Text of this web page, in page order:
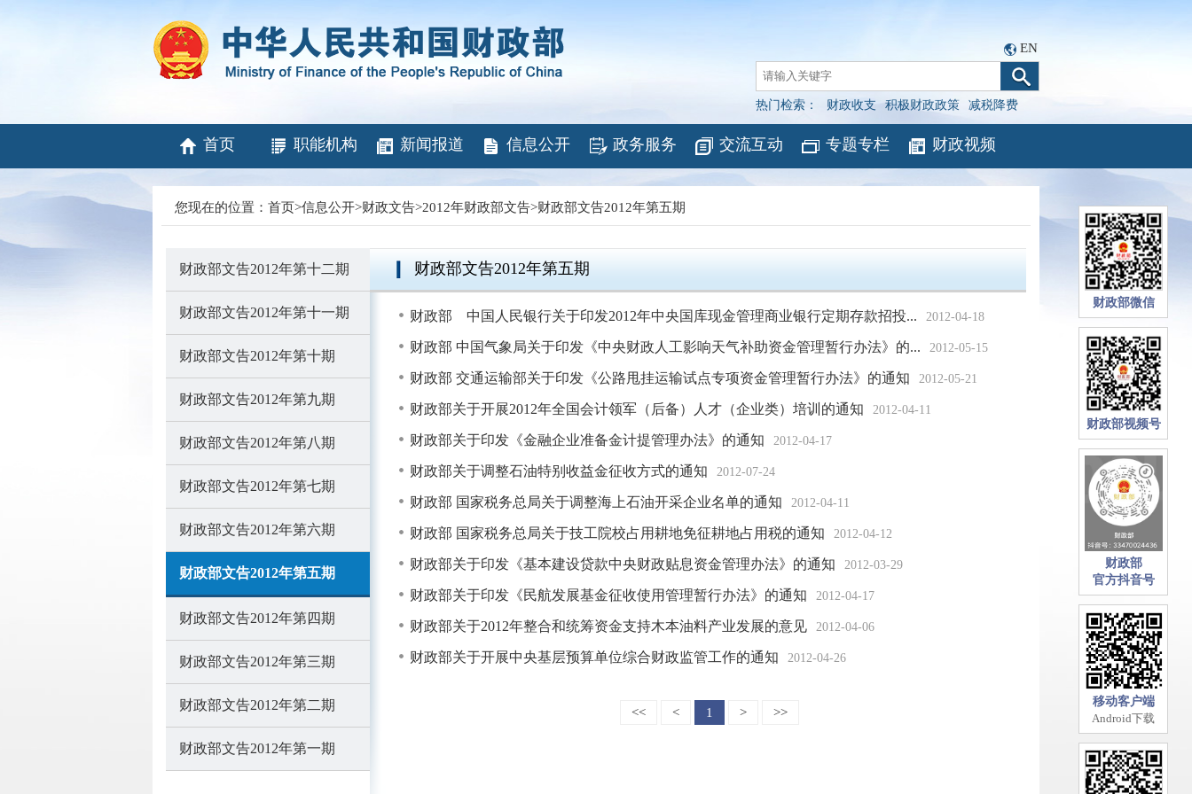
EN
热门检索： 财政收支 积极财政政策 减税降费
首页 职能机构 新闻报道 信息公开 政务服务 交流互动 专题专栏 财政视频
您现在的位置： 首页>信息公开>财政文告>2012年财政部文告>财政部文告2012年第五期
财政部文告2012年第十二期
财政部文告2012年第十一期
财政部文告2012年第十期
财政部文告2012年第九期
财政部文告2012年第八期
财政部文告2012年第七期
财政部文告2012年第六期
财政部文告2012年第五期
财政部文告2012年第四期
财政部文告2012年第三期
财政部文告2012年第二期
财政部文告2012年第一期
财政部文告2012年第五期
财政部 中国人民银行关于印发2012年中央国库现金管理商业银行定期存款招投... 2012-04-18
财政部 中国气象局关于印发《中央财政人工影响天气补助资金管理暂行办法》的... 2012-05-15
财政部 交通运输部关于印发《公路甩挂运输试点专项资金管理暂行办法》的通知 2012-05-21
财政部关于开展2012年全国会计领军（后备）人才（企业类）培训的通知 2012-04-11
财政部关于印发《金融企业准备金计提管理办法》的通知 2012-04-17
财政部关于调整石油特别收益金征收方式的通知 2012-07-24
财政部 国家税务总局关于调整海上石油开采企业名单的通知 2012-04-11
财政部 国家税务总局关于技工院校占用耕地免征耕地占用税的通知 2012-04-12
财政部关于印发《基本建设贷款中央财政贴息资金管理办法》的通知 2012-03-29
财政部关于印发《民航发展基金征收使用管理暂行办法》的通知 2012-04-17
财政部关于2012年整合和统筹资金支持木本油料产业发展的意见 2012-04-06
财政部关于开展中央基层预算单位综合财政监管工作的通知 2012-04-26
<< < 1 > >>
财政部微信
财政部视频号
财政部
官方抖音号
移动客户端
Android下载